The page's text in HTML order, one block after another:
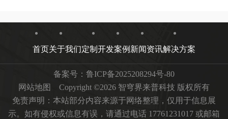
首页关于我们定制开发案例 新闻资讯解决方案
备案号： 鲁ICP备2025208294号-80
网站地图
Copyright ©2026 智穹界来普科技 版权所有
免责声明：本站部分内容来源于网络整理，仅用于信息展
示。如有侵权或信息有误，请通过电话 17761231017 或邮箱